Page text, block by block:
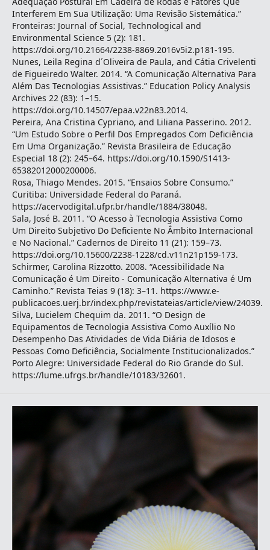
Interferem Em Sua Utilização: Uma Revisão Sistemática.”
Fronteiras: Journal of Social, Technological and
Environmental Science 5 (2): 181.
https://doi.org/10.21664/2238-8869.2016v5i2.p181-195.
Nunes, Leila Regina d´Oliveira de Paula, and Cátia Crivelenti
de Figueiredo Walter. 2014. “A Comunicação Alternativa Para
Além Das Tecnologias Assistivas.” Education Policy Analysis
Archives 22 (83): 1–15.
https://doi.org/10.14507/epaa.v22n83.2014.
Pereira, Ana Cristina Cypriano, and Liliana Passerino. 2012.
“Um Estudo Sobre o Perfil Dos Empregados Com Deficiência
Em Uma Organização.” Revista Brasileira de Educação
Especial 18 (2): 245–64. https://doi.org/10.1590/S1413-
65382012000200006.
Rosa, Thiago Mendes. 2015. “Ensaios Sobre Consumo.”
Curitiba: Universidade Federal do Paraná.
https://acervodigital.ufpr.br/handle/1884/38048.
Sala, José B. 2011. “O Acesso à Tecnologia Assistiva Como
Um Direito Subjetivo Do Deficiente No Âmbito Internacional
e No Nacional.” Cadernos de Direito 11 (21): 159–73.
https://doi.org/10.15600/2238-1228/cd.v11n21p159-173.
Schirmer, Carolina Rizzotto. 2008. “Acessibilidade Na
Comunicação é Um Direito - Comunicação Alternativa é Um
Caminho.” Revista Teias 9 (18): 3–11. https://www.e-
publicacoes.uerj.br/index.php/revistateias/article/view/24039.
Silva, Lucielem Chequim da. 2011. “O Design de
Equipamentos de Tecnologia Assistiva Como Auxílio No
Desempenho Das Atividades de Vida Diária de Idosos e
Pessoas Como Deficiência, Socialmente Institucionalizados.”
Porto Alegre: Universidade Federal do Rio Grande do Sul.
https://lume.ufrgs.br/handle/10183/32601.